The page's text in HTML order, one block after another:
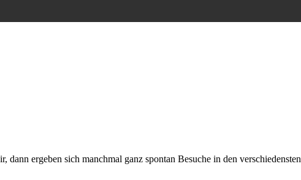
dann ergeben sich manchmal ganz spontan Besuche in den